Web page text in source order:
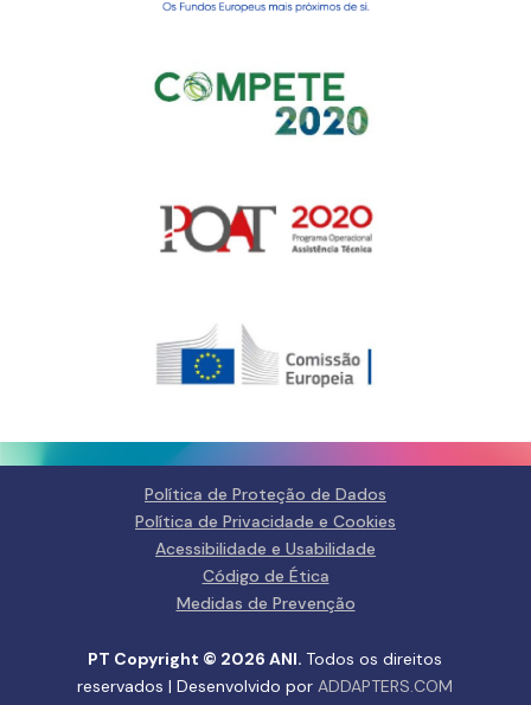
Gerir o Consentimento de
Cookies
Consentir com essas tecnologias nos permitirá processar dados, como
comportamento de navegação ou IDs exclusivos neste site. Não consentir
ou retirar o consentimento pode afetar negativamante certos recursos e
Gerir serviços
Aceitar
Ver preferências
Política de Privacidade e
Política de Privacidade e
Fale
Política de Proteção de Dados
Política de Privacidade e Cookies
Acessibilidade e Usabilidade
Código de Ética
Medidas de Prevenção
PT Copyright © 2026 ANI. Todos os direitos
reservados | Desenvolvido porADDAPTERS.COM